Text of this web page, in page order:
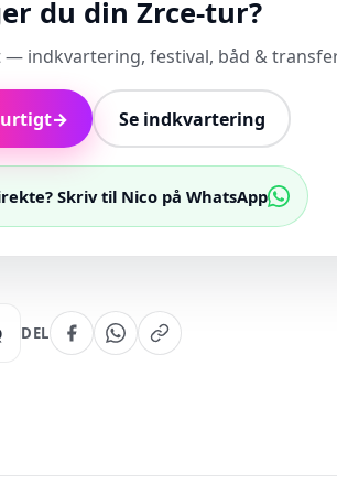
du din Zrce-tur?
— indkvartering, festival, båd &
→ Se indkvartering
Skriv til Nico på WhatsApp
DEL